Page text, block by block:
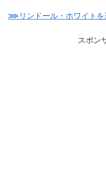
⋙リンドール・ホワイトを
スポン